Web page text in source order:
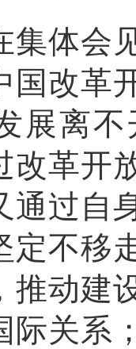
体会见
国改革
展离
改革开
通过自
定不移
推动建
际关系